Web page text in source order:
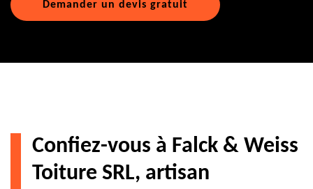
Demander un devis gratuit
Confiez-vous à Falck & Weiss
Toiture SRL, artisan